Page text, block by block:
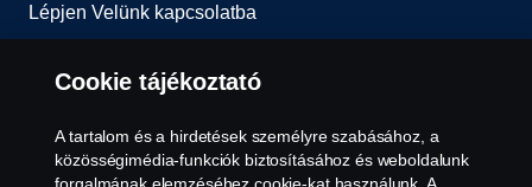
Lépjen Velünk kapcsolatba
Általános Szerződési Feltételek
Visszaélés-bejelentés
Süti szabályzat
Cookie tájékoztató
A tartalom és a hirdetések személyre szabásához, a
közösségimédia-funkciók biztosításához és weboldalunk